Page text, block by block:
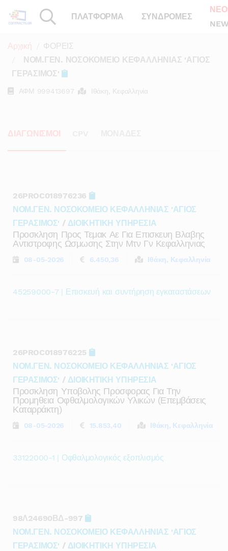
ΠΛΑΤΦΟΡΜΑ ΣΥΝΔΡΟΜΕΣ
Αρχική
ΦΟΡΕΙΣ
ΝΟΜ.ΓΕΝ. ΝΟΣΟΚΟΜΕΙΟ ΚΕΦΑΛΛΗΝΙΑΣ 'ΑΓΙΟΣ
ΓΕΡΑΣΙΜΟΣ'
ΑΦΜ 999413697 Ιθάκη, Κεφαλληνία
ΔΙΑΓΩΝΙΣΜΟΙ
26PROC018976236
ΝΟΜ.ΓΕΝ. ΝΟΣΟΚΟΜΕΙΟ ΚΕΦΑΛΛΗΝΙΑΣ 'ΑΓΙΟΣ
ΓΕΡΑΣΙΜΟΣ' / ΔΙΟΙΚΗΤΙΚΗ ΥΠΗΡΕΣΙΑ
Προσκληση Προς Τεμακ Αε Για Επισκευη Βλαβης
Αντιστροφης Ωσμωσης Στην Μτν Γν Κεφαλληνιας
08-05-2026 6.450,36 Ιθάκη, Κεφαλληνία
45259000-7 | Επισκευή και συντήρηση εγκαταστάσεων
26PROC018976225
ΝΟΜ.ΓΕΝ. ΝΟΣΟΚΟΜΕΙΟ ΚΕΦΑΛΛΗΝΙΑΣ 'ΑΓΙΟΣ
ΓΕΡΑΣΙΜΟΣ' / ΔΙΟΙΚΗΤΙΚΗ ΥΠΗΡΕΣΙΑ
Προσκληση Υποβολης Προσφορας Για Την
Προμηθεια Οφθαλμολογικών Υλικών (επεμβάσεις
Καταρράκτη)
08-05-2026 15.853,40 Ιθάκη, Κεφαλληνία
33122000-1 | Οφθαλμολογικός εξοπλισμός
98Λ24690ΒΔ-997
ΝΟΜ.ΓΕΝ. ΝΟΣΟΚΟΜΕΙΟ ΚΕΦΑΛΛΗΝΙΑΣ 'ΑΓΙΟΣ
ΓΕΡΑΣΙΜΟΣ' / ΔΙΟΙΚΗΤΙΚΗ ΥΠΗΡΕΣΙΑ